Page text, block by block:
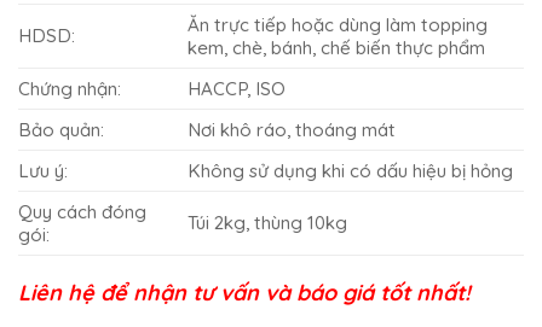
HDSD:
Ăn trực tiếp hoặc dùng làm topping
kem, chè, bánh, chế biến thực phẩm
Chứng nhận:
HACCP, ISO
Bảo quản:
Nơi khô ráo, thoáng mát
Lưu ý:
Không sử dụng khi có dấu hiệu bị hỏng
Quy cách đóng
gói:
Túi 2kg, thùng 10kg
Liên hệ để nhận tư vấn và báo giá tốt nhất!